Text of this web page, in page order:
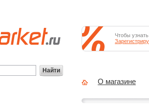
Найти
Чтобы
О магазине